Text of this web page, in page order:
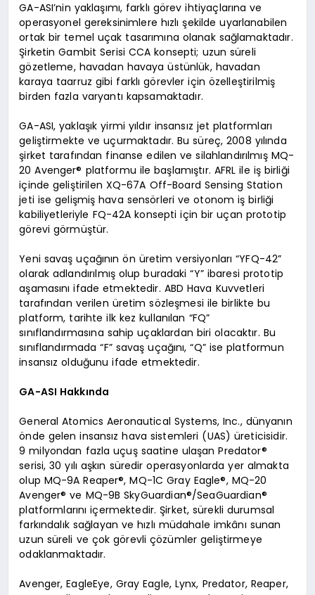
GA-ASI’nin yaklaşımı, farklı görev ihtiyaçlarına ve
operasyonel gereksinimlere hızlı şekilde uyarlanabilen
ortak bir temel uçak tasarımına olanak sağlamaktadır.
Şirketin Gambit Serisi CCA konsepti; uzun süreli
gözetleme, havadan havaya üstünlük, havadan
karaya taarruz gibi farklı görevler için özelleştirilmiş
birden fazla varyantı kapsamaktadır.
GA-ASI, yaklaşık yirmi yıldır insansız jet platformları
geliştirmekte ve uçurmaktadır. Bu süreç, 2008 yılında
şirket tarafından finanse edilen ve silahlandırılmış MQ-
20 Avenger® platformu ile başlamıştır. AFRL ile iş birliği
içinde geliştirilen XQ-67A Off-Board Sensing Station
jeti ise gelişmiş hava sensörleri ve otonom iş birliği
kabiliyetleriyle FQ-42A konsepti için bir uçan prototip
görevi görmüştür.
Yeni savaş uçağının ön üretim versiyonları “YFQ-42”
olarak adlandırılmış olup buradaki “Y” ibaresi prototip
aşamasını ifade etmektedir. ABD Hava Kuvvetleri
tarafından verilen üretim sözleşmesi ile birlikte bu
platform, tarihte ilk kez kullanılan “FQ”
sınıflandırmasına sahip uçaklardan biri olacaktır. Bu
sınıflandırmada “F” savaş uçağını, “Q” ise platformun
insansız olduğunu ifade etmektedir.
GA-ASI Hakkında
General Atomics Aeronautical Systems, Inc., dünyanın
önde gelen insansız hava sistemleri (UAS) üreticisidir.
9 milyondan fazla uçuş saatine ulaşan Predator®
serisi, 30 yılı aşkın süredir operasyonlarda yer almakta
olup MQ-9A Reaper®, MQ-1C Gray Eagle®, MQ-20
Avenger® ve MQ-9B SkyGuardian®/SeaGuardian®
platformlarını içermektedir. Şirket, sürekli durumsal
farkındalık sağlayan ve hızlı müdahale imkânı sunan
uzun süreli ve çok görevli çözümler geliştirmeye
odaklanmaktadır.
Avenger, EagleEye, Gray Eagle, Lynx, Predator, Reaper,